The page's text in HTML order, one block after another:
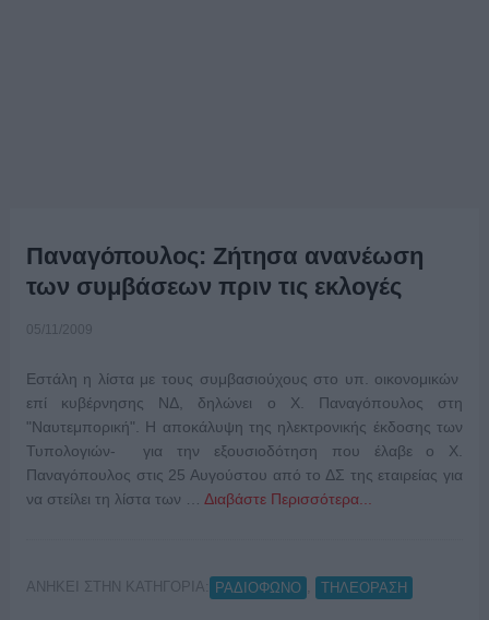
Παναγόπουλος: Ζήτησα ανανέωση
των συμβάσεων πριν τις εκλογές
05/11/2009
Εστάλη η λίστα με τους συμβασιούχους στο υπ. οικονομικών
επί κυβέρνησης ΝΔ, δηλώνει ο Χ. Παναγόπουλος στη
"Ναυτεμπορική". Η αποκάλυψη της ηλεκτρονικής έκδοσης των
Τυπολογιών- για την εξουσιοδότηση που έλαβε ο Χ.
Παναγόπουλος στις 25 Αυγούστου από το ΔΣ της εταιρείας για
να στείλει τη λίστα των … Διαβάστε Περισσότερα...
ΑΝΗΚΕΙ ΣΤΗΝ ΚΑΤΗΓΟΡΙΑ: ΡΑΔΙΟΦΩΝΟ ΤΗΛΕΟΡΑΣΗ